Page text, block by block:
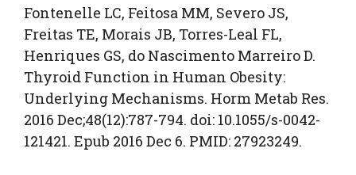
Fontenelle LC, Feitosa MM, Severo JS,
Freitas TE, Morais JB, Torres-Leal FL,
Henriques GS, do Nascimento Marreiro D.
Thyroid Function in Human Obesity:
Underlying Mechanisms. Horm Metab Res.
2016 Dec;48(12):787-794. doi: 10.1055/s-0042-
121421. Epub 2016 Dec 6. PMID: 27923249.